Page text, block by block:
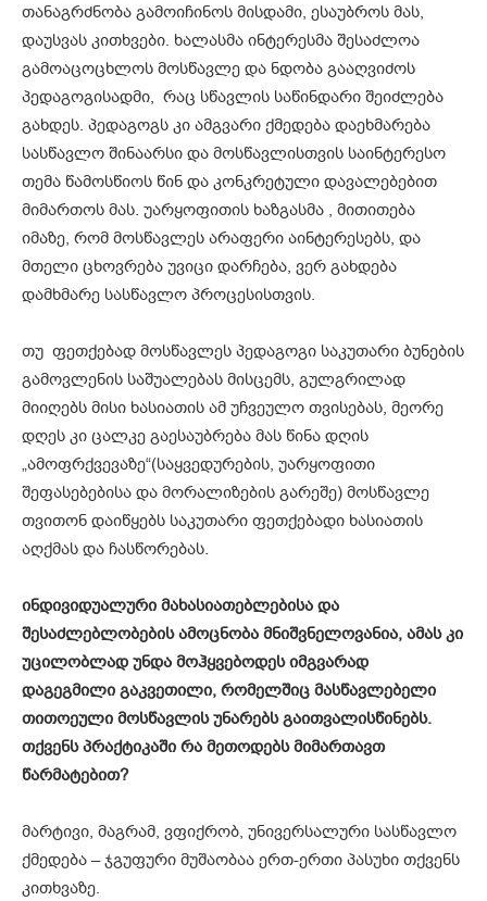
თანაგრძნობა გამოიჩინოს მისდამი, ესაუბროს მას,
დაუსვას კითხვები. ხალასმა ინტერესმა შესაძლოა
გამოაცოცხლოს მოსწავლე და ნდობა გააღვიძოს
პედაგოგისადმი, რაც სწავლის საწინდარი შეიძლება
გახდეს. პედაგოგს კი ამგვარი ქმედება დაეხმარება
სასწავლო შინაარსი და მოსწავლისთვის საინტერესო
თემა წამოსწიოს წინ და კონკრეტული დავალებებით
მიმართოს მას. უარყოფითის ხაზგასმა , მითითება
იმაზე, რომ მოსწავლეს არაფერი აინტერესებს, და
მთელი ცხოვრება უვიცი დარჩება, ვერ გახდება
დამხმარე სასწავლო პროცესისთვის.
თუ ფეთქებად მოსწავლეს პედაგოგი საკუთარი ბუნების
გამოვლენის საშუალებას მისცემს, გულგრილად
მიიღებს მისი ხასიათის ამ უჩვეულო თვისებას, მეორე
დღეს კი ცალკე გაესაუბრება მას წინა დღის
„ამოფრქვევაზე“(საყვედურების, უარყოფითი
შეფასებებისა და მორალიზების გარეშე) მოსწავლე
თვითონ დაიწყებს საკუთარი ფეთქებადი ხასიათის
აღქმას და ჩასწორებას.
ინდივიდუალური მახასიათებლებისა და
შესაძლებლობების ამოცნობა მნიშვნელოვანია, ამას კი
უცილობლად უნდა მოჰყვებოდეს იმგვარად
დაგეგმილი გაკვეთილი, რომელშიც მასწავლებელი
თითოეული მოსწავლის უნარებს გაითვალისწინებს.
თქვენს პრაქტიკაში რა მეთოდებს მიმართავთ
წარმატებით?
მარტივი, მაგრამ, ვფიქრობ, უნივერსალური სასწავლო
ქმედება – ჯგუფური მუშაობაა ერთ-ერთი პასუხი თქვენს
კითხვაზე.